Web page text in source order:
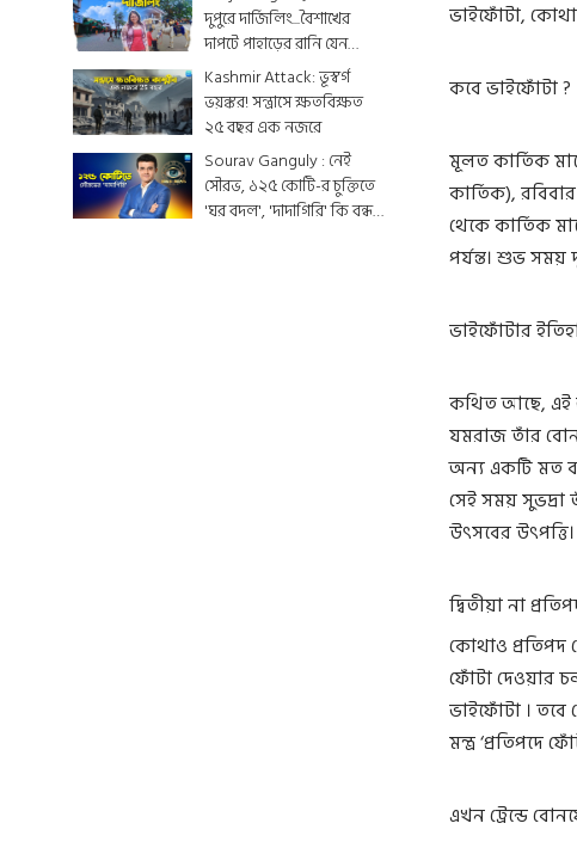
দুপুরে দার্জিলিং...বৈশাখের
দাপটে পাহাড়ের রানি যেন
একটুকরো স্বর্গ
Kashmir Attack: ভূস্বর্গ
ভয়ঙ্কর! সন্ত্রাসে ক্ষতবিক্ষত
২৫ বছর এক নজরে
Sourav Ganguly : নেই
সৌরভ, ১২৫ কোটি-র চুক্তিতে
'ঘর বদল', 'দাদাগিরি' কি বন্ধ
ভাইফোঁটা,
কবে ভাইফোঁটা ?
মূলত কার্তিক
কার্তিক),
থেকে কার্তিক
পর্যন্ত। শুভ সময়
ভাইফোঁটার
কথিত আছে, এই
যমরাজ তাঁর
অন্য একটি মত
সেই সময় সুভদ্রা
উৎসবের উৎপত্তি।
দ্বিতীয়া না
কোথাও প্রতিপদ
ফোঁটা দেওয়ার
ভাইফোঁটা । তবে
মন্ত্র ‘প্রতিপদে
এখন ট্রেন্ডে